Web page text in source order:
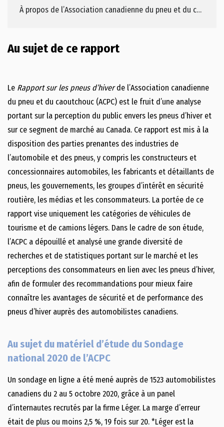
À propos de l’Association canadienne du pneu et du caoutchouc
Au sujet de ce rapport
Le Rapport sur les pneus d’hiverde l’Association canadienne
du pneu et du caoutchouc (ACPC) est le fruit d’une analyse
portant sur la perception du public envers les pneus d’hiver et
sur ce segment de marché au Canada. Ce rapport est mis à la
disposition des parties prenantes des industries de
l’automobile et des pneus, y compris les constructeurs et
concessionnaires automobiles, les fabricants et détaillants de
pneus, les gouvernements, les groupes d’intérêt en sécurité
routière, les médias et les consommateurs. La portée de ce
rapport vise uniquement les catégories de véhicules de
tourisme et de camions légers. Dans le cadre de son étude,
l’ACPC a dépouillé et analysé une grande diversité de
recherches et de statistiques portant sur le marché et les
perceptions des consommateurs en lien avec les pneus d’hiver,
afin de formuler des recommandations pour mieux faire
connaître les avantages de sécurité et de performance des
pneus d’hiver auprès des automobilistes canadiens.
Au sujet du matériel d’étude du Sondage
national 2020 de l’ACPC
Un sondage en ligne a été mené auprès de 1523 automobilistes
canadiens du 2 au 5 octobre 2020, grâce à un panel
d’internautes recrutés par la firme Léger. La marge d’erreur
était de plus ou moins 2,5 %, 19 fois sur 20. *Léger est la